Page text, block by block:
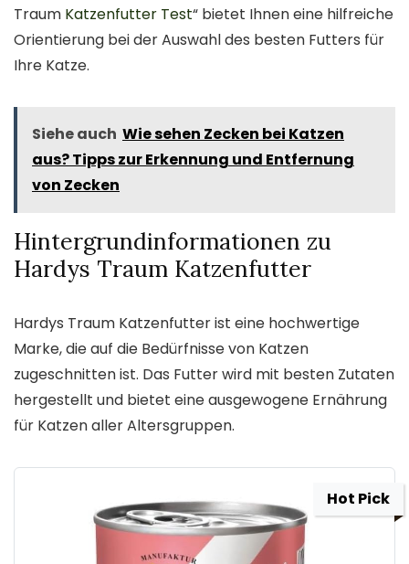
Traum Katzenfutter Test“ bietet Ihnen eine hilfreiche
Orientierung bei der Auswahl des besten Futters für
Ihre Katze.
Siehe auch Wie sehen Zecken bei Katzen
aus? Tipps zur Erkennung und Entfernung
von Zecken
Hintergrundinformationen zu
Hardys Traum Katzenfutter
Hardys Traum Katzenfutter ist eine hochwertige
Marke, die auf die Bedürfnisse von Katzen
zugeschnitten ist. Das Futter wird mit besten Zutaten
hergestellt und bietet eine ausgewogene Ernährung
für Katzen aller Altersgruppen.
Hot Pick